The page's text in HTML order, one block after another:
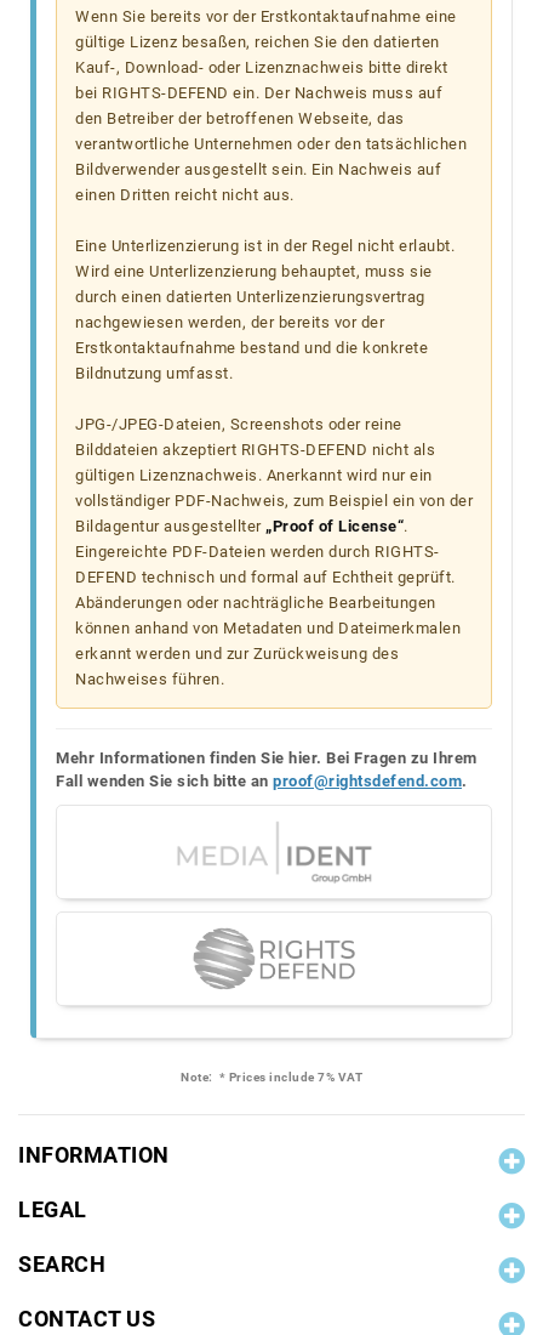
Wenn Sie bereits vor der Erstkontaktaufnahme eine
gültige Lizenz besaßen, reichen Sie den datierten
Kauf-, Download- oder Lizenznachweis bitte direkt
bei RIGHTS-DEFEND ein. Der Nachweis muss auf
den Betreiber der betroffenen Webseite, das
verantwortliche Unternehmen oder den tatsächlichen
Bildverwender ausgestellt sein. Ein Nachweis auf
einen Dritten reicht nicht aus.
Eine Unterlizenzierung ist in der Regel nicht erlaubt.
Wird eine Unterlizenzierung behauptet, muss sie
durch einen datierten Unterlizenzierungsvertrag
nachgewiesen werden, der bereits vor der
Erstkontaktaufnahme bestand und die konkrete
Bildnutzung umfasst.
JPG-/JPEG-Dateien, Screenshots oder reine
Bilddateien akzeptiert RIGHTS-DEFEND nicht als
gültigen Lizenznachweis. Anerkannt wird nur ein
vollständiger PDF-Nachweis, zum Beispiel ein von der
Bildagentur ausgestellter „Proof of License“.
Eingereichte PDF-Dateien werden durch RIGHTS-
DEFEND technisch und formal auf Echtheit geprüft.
Abänderungen oder nachträgliche Bearbeitungen
können anhand von Metadaten und Dateimerkmalen
erkannt werden und zur Zurückweisung des
Nachweises führen.
Mehr Informationen finden Sie hier. Bei Fragen zu Ihrem
Fall wenden Sie sich bitte an proof@rightsdefend.com.
Note: * Prices include 7% VAT
INFORMATION
LEGAL
SEARCH
CONTACT US